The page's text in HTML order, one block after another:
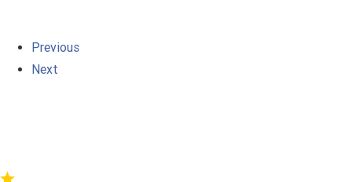
Previous
Next